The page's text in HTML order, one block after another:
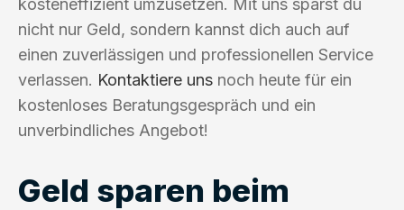
kosteneffizient umzusetzen. Mit uns sparst du
nicht nur Geld, sondern kannst dich auch auf
einen zuverlässigen und professionellen Service
verlassen. Kontaktiere uns noch heute für ein
kostenloses Beratungsgespräch und ein
unverbindliches Angebot!
Geld sparen beim